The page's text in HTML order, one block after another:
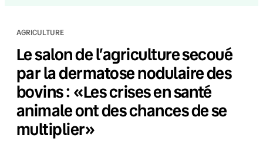
AGRICULTURE
Le salon de l’agriculture secoué
par la dermatose nodulaire des
bovins : «Les crises en santé
animale ont des chances de se
multiplier»